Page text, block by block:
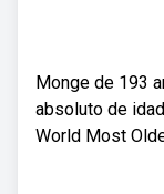
Monge de 193
absoluto de
World Most